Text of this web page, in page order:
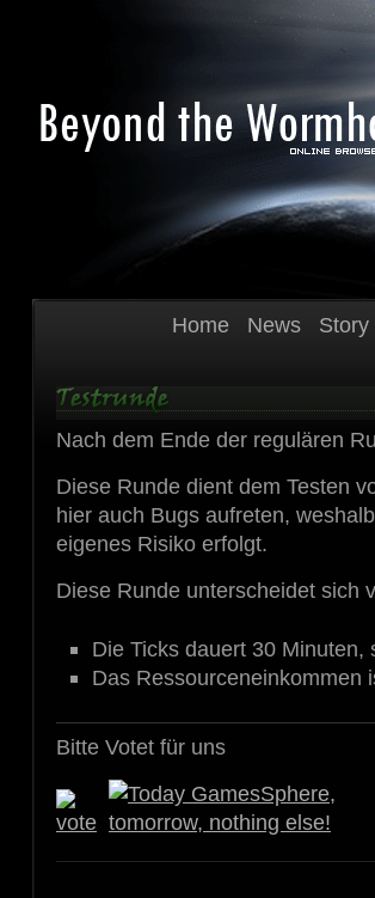
Home News Story
Nach dem Ende der regulären
Diese Runde dient dem Testen
hier auch Bugs aufreten,
eigenes Risiko erfolgt.
Diese Runde unterscheidet sich
Die Ticks dauert 30 Minuten,
Das Ressourceneinkommen
Bitte Votet für uns